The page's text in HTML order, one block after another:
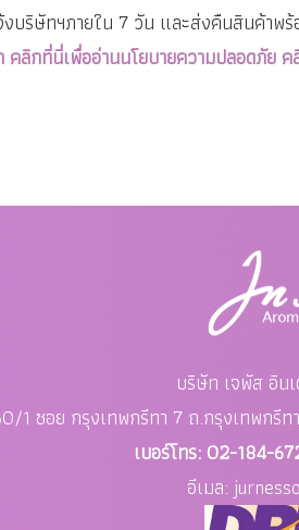
ริษัทฯภายใน 7 วัน และส่งคืนสินค้าพร้
คลิกที่นี่เพื่ออ่านนโยบายความปลอดภัย ค
บริษัท เจพัส อิน
1 ซอย กรุงเทพกรีทา 7 ถ.กรุงเทพกรีท
เบอร์โทร: 02-184-
อีเมล: